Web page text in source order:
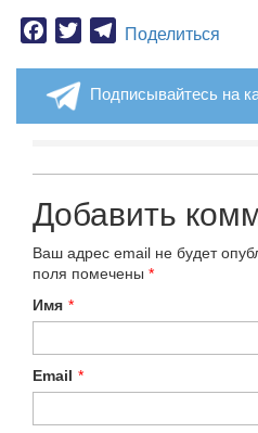
Facebook
TwitterTelegram
Поделиться
Подписывайтесь на
Добавить
Ваш адрес email не будет
поля помечены *
Имя *
Email *